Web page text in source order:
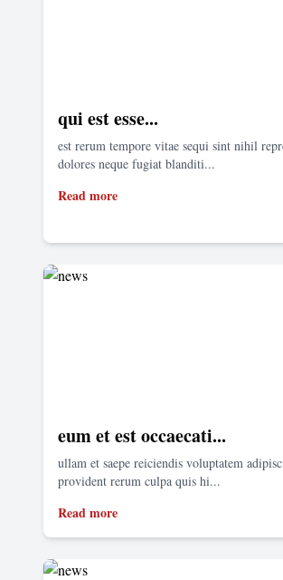
qui est esse...
est rerum tempore vitae sequi sint nihil
dolores neque fugiat blanditi...
Read more
eum et est occaecati...
ullam et saepe reiciendis voluptatem
provident rerum culpa quis hi...
Read more